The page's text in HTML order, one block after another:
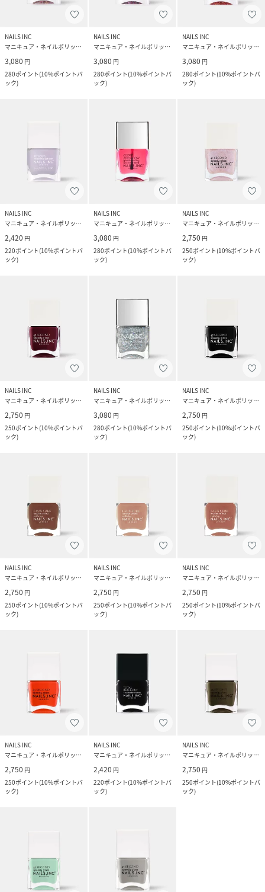
NAILS INC
マニキュア・ネイルポリッシュ
3,080 円
280ポイント(10%ポイントバ
ック)
NAILS INC
マニキュア・ネイルポリッシュ
3,080 円
280ポイント(10%ポイントバ
ック)
NAILS INC
マニキュア・ネイルポリッシュ
3,080 円
280ポイント(10%ポイントバ
ック)
NAILS INC
マニキュア・ネイルポリッシュ
2,420 円
220ポイント(10%ポイントバ
ック)
NAILS INC
マニキュア・ネイルポリッシュ
3,080 円
280ポイント(10%ポイントバ
ック)
NAILS INC
マニキュア・ネイルポリッシュ
2,750 円
250ポイント(10%ポイントバ
ック)
NAILS INC
マニキュア・ネイルポリッシュ
2,750 円
250ポイント(10%ポイントバ
ック)
NAILS INC
マニキュア・ネイルポリッシュ
3,080 円
280ポイント(10%ポイントバ
ック)
NAILS INC
マニキュア・ネイルポリッシュ
2,750 円
250ポイント(10%ポイントバ
ック)
NAILS INC
マニキュア・ネイルポリッシュ
2,750 円
250ポイント(10%ポイントバ
ック)
NAILS INC
マニキュア・ネイルポリッシュ
2,750 円
250ポイント(10%ポイントバ
ック)
NAILS INC
マニキュア・ネイルポリッシュ
2,750 円
250ポイント(10%ポイントバ
ック)
NAILS INC
マニキュア・ネイルポリッシュ
2,750 円
250ポイント(10%ポイントバ
ック)
NAILS INC
マニキュア・ネイルポリッシュ
2,420 円
220ポイント(10%ポイントバ
ック)
NAILS INC
マニキュア・ネイルポリッシュ
2,750 円
250ポイント(10%ポイントバ
ック)